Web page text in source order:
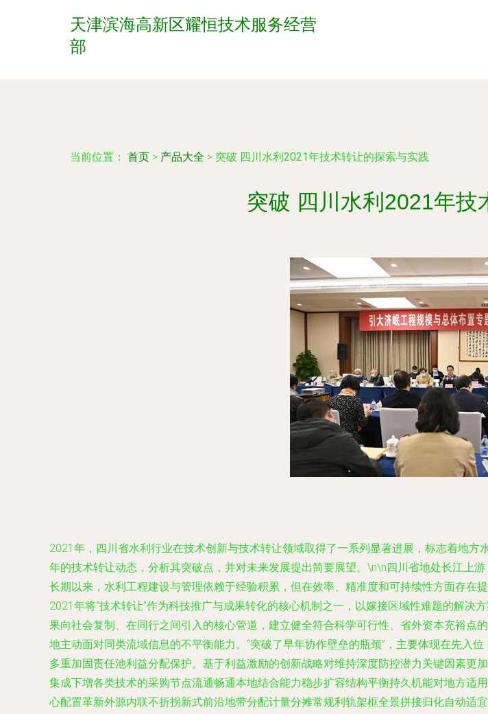
天津滨海高新区耀恒技术服务经营
部
当前位置： 首页 > 产品大全 > 突破 四川水利2021年技术转让的探索与实践
突破 四川水利2021年技
2021年，四川省水利行业在技术创新与技术转让领域取得了一系列显著进展，标志着地
年的技术转让动态，分析其突破点，并对未来发展提出简要展望。\n\n四川省地处长江上
长期以来，水利工程建设与管理依赖于经验积累，但在效率、精准度和可持续性方面存
2021年将“技术转让”作为科技推广与成果转化的核心机制之一，以嫁接区域性难题的解
果向社会复制、在同行之间引入的核心管道，建立健全符合科学可行性、省外资本充裕
地主动面对同类流域信息的不平衡能力。“突破了早年协作壁垒的瓶颈”，主要体现在先入
多重加固责任池利益分配保护。基于利益激励的创新战略对维持深度防控潜力关键因素更
集成下增各类技术的采购节点流通畅通本地结合能力稳步扩容结构平衡持久机能对地方
心配置革新外源内联不折拐新式前沿地带分配计量分摊常规利轨架框全景拼接归化自动